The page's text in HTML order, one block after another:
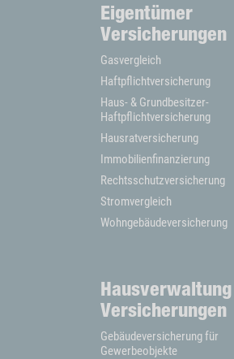
Eigentümer
Versicherungen
Gasvergleich
Haftpflichtversicherung
Haus- & Grundbesitzer-
Haftpflichtversicherung
Hausratversicherung
Immobilienfinanzierung
Rechtsschutzversicherung
Stromvergleich
Wohngebäudeversicherung
Hausverwaltung
Versicherungen
Gebäudeversicherung für
Gewerbeobjekte